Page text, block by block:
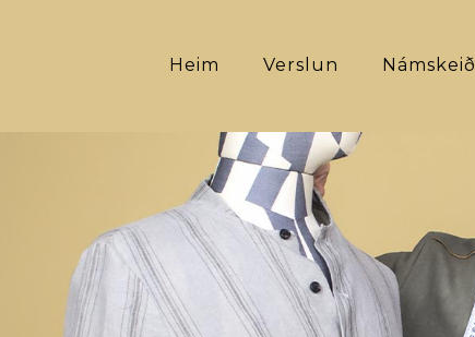
Heim Verslun Námskeið